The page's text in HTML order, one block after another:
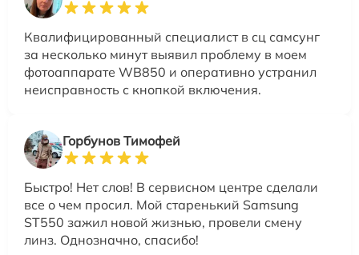
Квалифицированный специалист в сц самсунг
за несколько минут выявил проблему в моем
фотоаппарате WB850 и оперативно устранил
неисправность с кнопкой включения.
Горбунов Тимофей
Быстро! Нет слов! В сервисном центре сделали
все о чем просил. Мой старенький Samsung
ST550 зажил новой жизнью, провели смену
линз. Однозначно, спасибо!